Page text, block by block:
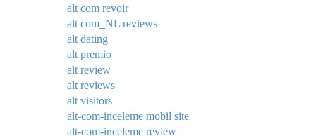
alt com revoir
alt com_NL reviews
alt dating
alt premio
alt review
alt reviews
alt visitors
alt-com-inceleme mobil site
alt-com-inceleme review